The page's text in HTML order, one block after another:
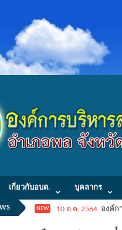
เกี่ยวกับอบต. บุคลากร
NEW 10 ต.ค. 2564 องค์ก